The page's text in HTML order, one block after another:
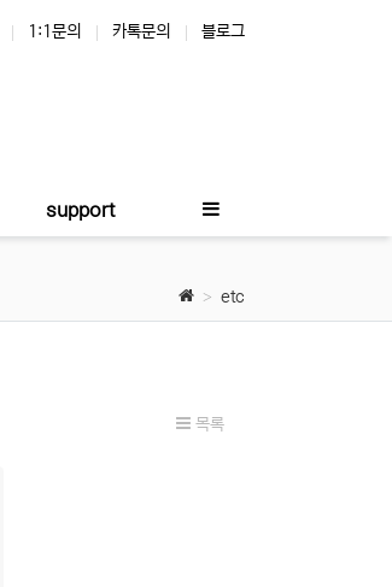
1:1문의 카톡문의 블로그
support
etc
목록